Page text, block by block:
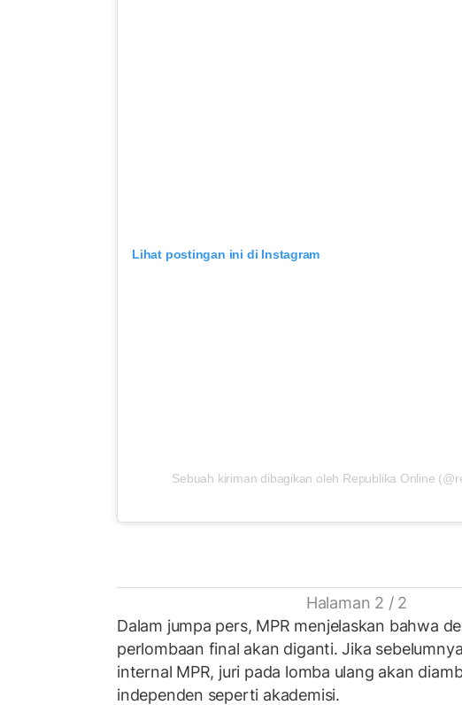
Lihat postingan ini di Instagram
Sebuah kiriman dibagikan oleh Republika Online
Halaman 2 / 2
Dalam jumpa pers, MPR menjelaskan bahwa
perlombaan final akan diganti. Jika
internal MPR, juri pada lomba ulang akan
independen seperti akademisi.